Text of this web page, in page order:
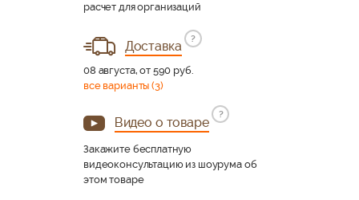
расчет для организаций
Доставка
?
08 августа, от 590 руб.
все варианты (3)
Видео о товаре
?
Закажите бесплатную
видеоконсультацию из шоурума об
этом товаре